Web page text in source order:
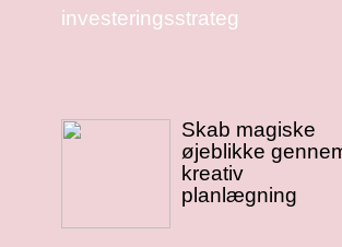
investeringsstrateg
Skab magiske
øjeblikke
kreativ
planlægning